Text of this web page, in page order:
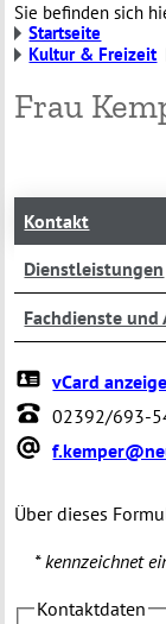
Sie befinden sich
Startseite
Kultur & Freizeit
Frau
Kontakt
Dienstleistungen
Fachdienste
vCard
02392/693-
Über dieses
* kennzeichnet
Kontaktdaten